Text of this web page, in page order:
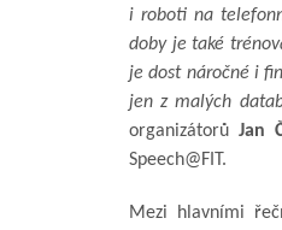
i roboti na
doby je také
je dost náročné i
jen z malých
organizátorů Jan
Speech@FIT.
Mezi hlavními